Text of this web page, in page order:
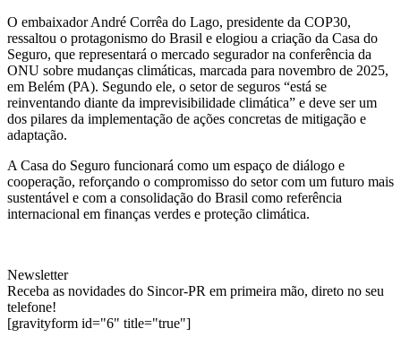
O embaixador André Corrêa do Lago, presidente da COP30,
ressaltou o protagonismo do Brasil e elogiou a criação da Casa do
Seguro, que representará o mercado segurador na conferência da
ONU sobre mudanças climáticas, marcada para novembro de 2025,
em Belém (PA). Segundo ele, o setor de seguros “está se
reinventando diante da imprevisibilidade climática” e deve ser um
dos pilares da implementação de ações concretas de mitigação e
adaptação.
A Casa do Seguro funcionará como um espaço de diálogo e
cooperação, reforçando o compromisso do setor com um futuro mais
sustentável e com a consolidação do Brasil como referência
internacional em finanças verdes e proteção climática.
Newsletter
Receba as novidades do Sincor-PR em primeira mão, direto no seu
telefone!
[gravityform id="6" title="true"]